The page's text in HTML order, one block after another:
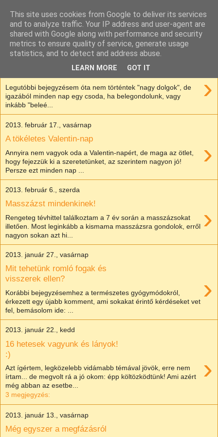
2013. március 3., vasárnap
›
Legutóbbi bejegyzésem óta nem történtek "nagy dolgok", de
igazából minden nap egy csoda, ha belegondolunk, vagy
inkább "beleé...
2013. február 17., vasárnap
A tökéletes Valentin-nap ›
Annyira nem vagyok oda a Valentin-napért, de maga az ötlet,
hogy fejezzük ki a szeretetünket, az szerintem nagyon jó!
Persze ezt minden nap ...
2013. február 6., szerda
Masszázst mindenkinek! ›
Rengeteg tévhittel találkoztam a 7 év során a masszázsokat
illetően. Most leginkább a kismama masszázsra gondolok, erről
nagyon sokan azt hi...
2013. január 27., vasárnap
Mit tehetünk romló fogak és
visszerek ellen?
›
Korábbi bejegyzésemhez a természetes gyógymódokról,
érkezett egy újabb komment, ami sokakat érintő kérdéseket vet
fel, bemásolom ide: ...
2013. január 22., kedd
16 hetesek vagyunk és lányok!
:)
›
Azt ígértem, legközelebb vidámabb témával jövök, erre nem
írtam... de megvolt rá a jó okom: épp költözködtünk! Ami azért
még abban az esetbe...
3 megjegyzés:
2013. január 13., vasárnap
Még egyszer a megfázásról
This site uses cookies from Google to deliver its services
and to analyze traffic. Your IP address and user-agent are
shared with Google along with performance and security
metrics to ensure quality of service, generate usage
statistics, and to detect and address abuse.
LEARN MORE GOT IT